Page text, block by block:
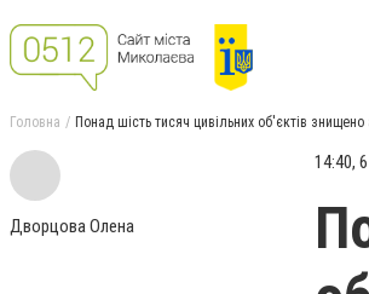
Головна Понад шість тисяч цивільних об'єктів
Дворцова Олена
14:40,